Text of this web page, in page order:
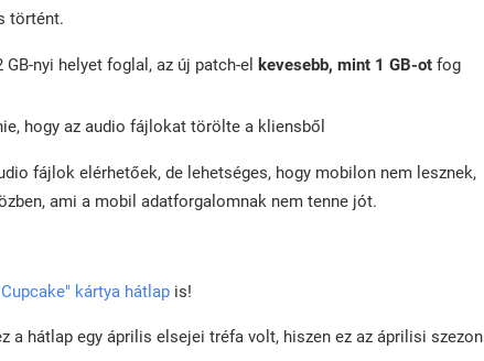
történt.
nyi helyet foglal, az új patch-el kevesebb, mint 1 GB-ot fog
hogy az audio fájlokat törölte a kliensből
fájlok elérhetőek, de lehetséges, hogy mobilon nem lesznek,
ami a mobil adatforgalomnak nem tenne jót.
kártya hátlap is!
a hátlap egy április elsejei tréfa volt, hiszen ez az áprilisi szezon